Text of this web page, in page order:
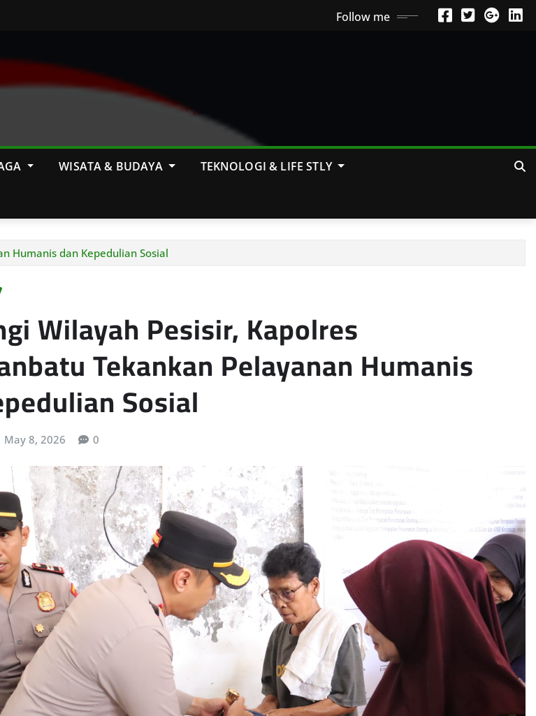
Follow me
WISATA & BUDAYA TEKNOLOGI & LIFE STLY
Humanis dan Kepedulian Sosial
Wilayah Pesisir, Kapolres
Tekankan Pelayanan Humanis
Sosial
May 8, 2026 0